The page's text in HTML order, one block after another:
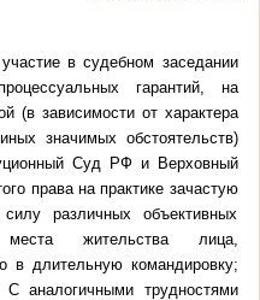
в судебном заседании
гарантий, на
(в зависимости от характера
значимых обстоятельств)
Суд РФ и Верховный
права на практике зачастую
различных объективных
места жительства лица,
в длительную командировку;
аналогичными трудностями